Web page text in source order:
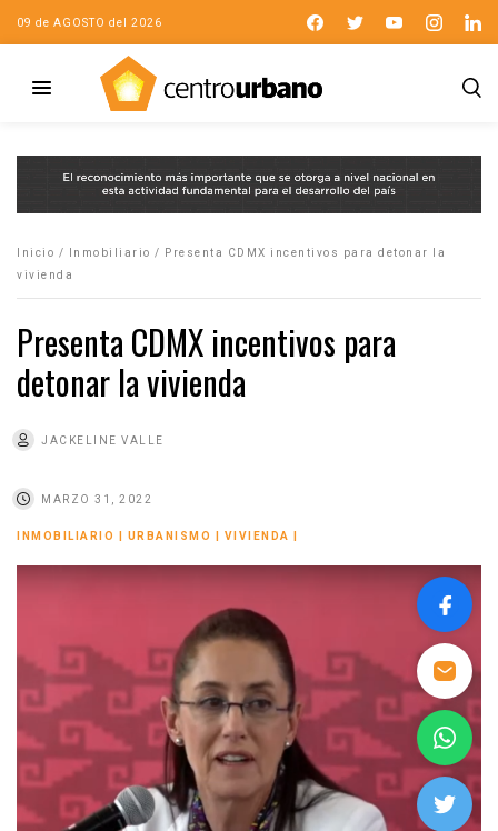
09 de AGOSTO del 2026
Inicio / Inmobiliario /
Presenta CDMX incentivos para detonar la
vivienda
Presenta CDMX incentivos para
detonar la vivienda
JACKELINE VALLE
MARZO 31, 2022
INMOBILIARIO URBANISMO VIVIENDA